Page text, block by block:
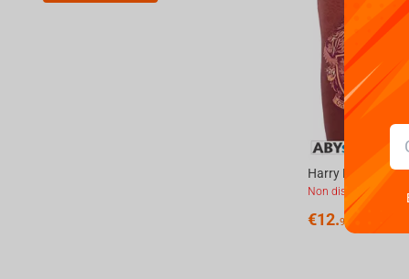
Non disponible
€12.99